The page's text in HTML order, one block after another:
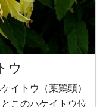
ウ
イトウ（葉鶏頭）
このハケイトウ位